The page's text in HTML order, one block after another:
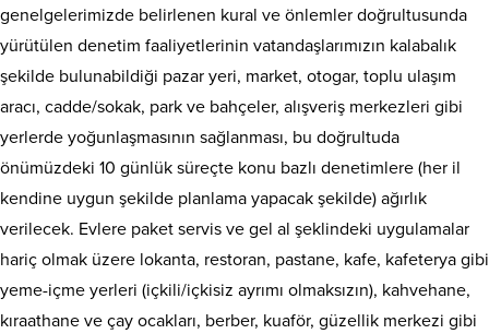
genelgelerimizde belirlenen kural ve önlemler doğrultusunda
yürütülen denetim faaliyetlerinin vatandaşlarımızın kalabalık
şekilde bulunabildiği pazar yeri, market, otogar, toplu ulaşım
aracı, cadde/sokak, park ve bahçeler, alışveriş merkezleri gibi
yerlerde yoğunlaşmasının sağlanması, bu doğrultuda
önümüzdeki 10 günlük süreçte konu bazlı denetimlere (her il
kendine uygun şekilde planlama yapacak şekilde) ağırlık
verilecek. Evlere paket servis ve gel ­al şeklindeki uygulamalar
hariç olmak üzere lokanta, restoran, pastane, kafe, kafeterya gibi
yeme-­içme yerleri (içkili/içkisiz ayrımı olmaksızın), kahvehane,
kıraathane ve çay ocakları, berber, kuaför, güzellik merkezi gibi